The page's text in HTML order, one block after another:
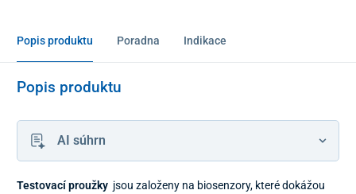
Popis produktu Poradna Indikace
Popis produktu
AI súhrn
Testovací proužky jsou založeny na biosenzory, které dokážou